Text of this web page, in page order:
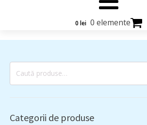
0 lei 0 elemente
Caută
Categorii de produse